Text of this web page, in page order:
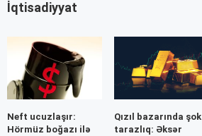
İqtisadiyyat
Neft ucuzlaşır:
Hörmüz boğazı ilə
Qızıl bazarında şok
tarazlıq: Əksər